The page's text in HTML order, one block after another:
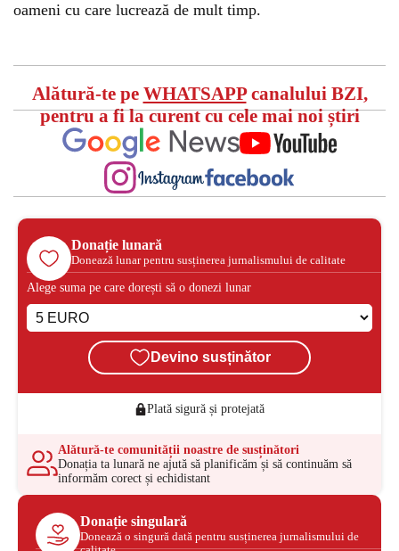
oameni cu care lucrează de mult timp.
Alătură-te pe WHATSAPPcanalului BZI,
pentru a fi la curent cu cele mai noi știri
Donație lunară
Donează lunar pentru susținerea jurnalismului de calitate
Alege suma pe care dorești să o donezi lunar
Devino susținător
Plată sigură și protejată
Alătură-te comunității noastre de susținători
Donația ta lunară ne ajută să planificăm și să continuăm să
informăm corect și echidistant
Donație singulară
Donează o singură dată pentru susținerea jurnalismului de